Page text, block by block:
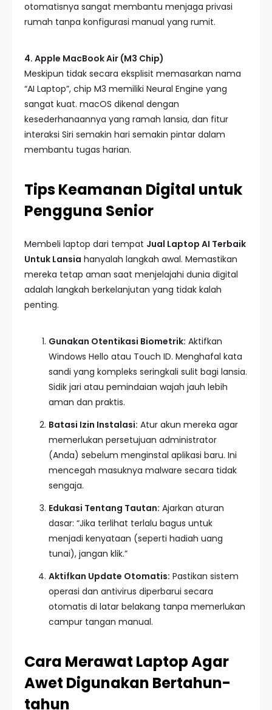
otomatisnya sangat membantu menjaga privasi
rumah tanpa konfigurasi manual yang rumit.
4. Apple MacBook Air (M3 Chip)
Meskipun tidak secara eksplisit memasarkan nama
“AI Laptop”, chip M3 memiliki Neural Engine yang
sangat kuat. macOS dikenal dengan
kesederhanaannya yang ramah lansia, dan fitur
interaksi Siri semakin hari semakin pintar dalam
membantu tugas harian.
Tips Keamanan Digital untuk
Pengguna Senior
Membeli laptop dari tempat Jual Laptop AI Terbaik
Untuk Lansia hanyalah langkah awal. Memastikan
mereka tetap aman saat menjelajahi dunia digital
adalah langkah berkelanjutan yang tidak kalah
penting.
Gunakan Otentikasi Biometrik: Aktifkan
Windows Hello atau Touch ID. Menghafal kata
sandi yang kompleks seringkali sulit bagi lansia.
Sidik jari atau pemindaian wajah jauh lebih
aman dan praktis.
Batasi Izin Instalasi: Atur akun mereka agar
memerlukan persetujuan administrator
(Anda) sebelum menginstal aplikasi baru. Ini
mencegah masuknya malware secara tidak
sengaja.
Edukasi Tentang Tautan: Ajarkan aturan
dasar: “Jika terlihat terlalu bagus untuk
menjadi kenyataan (seperti hadiah uang
tunai), jangan klik.”
Aktifkan Update Otomatis: Pastikan sistem
operasi dan antivirus diperbarui secara
otomatis di latar belakang tanpa memerlukan
campur tangan manual.
Cara Merawat Laptop Agar
Awet Digunakan Bertahun-
tahun